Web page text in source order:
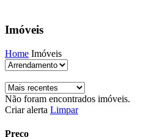
Imóveis
Home Imóveis
Não foram encontrados imóveis.
Criar alerta Limpar
Preço